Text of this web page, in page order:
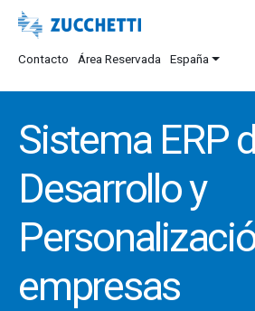
Contacto Área Reservada España
Sistema ERP
Desarrollo y
empresas